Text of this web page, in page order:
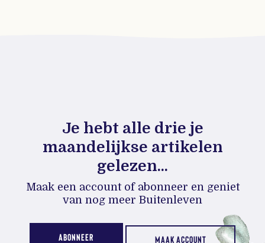
Je hebt alle drie je
maandelijkse artikelen
gelezen...
Maak een account of abonneer en geniet
van nog meer Buitenleven
ABONNEER MAAK ACCOUNT